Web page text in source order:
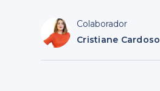
Colaborador
Cristiane Cardoso